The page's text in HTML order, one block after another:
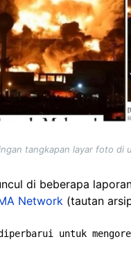
tangkapan layar foto di
di beberapa
Network (tautan
untuk